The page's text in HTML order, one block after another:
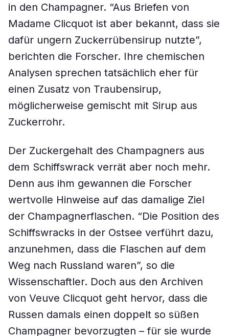
in den Champagner. “Aus Briefen von
Madame Clicquot ist aber bekannt, dass sie
dafür ungern Zuckerrübensirup nutzte”,
berichten die Forscher. Ihre chemischen
Analysen sprechen tatsächlich eher für
einen Zusatz von Traubensirup,
möglicherweise gemischt mit Sirup aus
Zuckerrohr.
Der Zuckergehalt des Champagners aus
dem Schiffswrack verrät aber noch mehr.
Denn aus ihm gewannen die Forscher
wertvolle Hinweise auf das damalige Ziel
der Champagnerflaschen. “Die Position des
Schiffswracks in der Ostsee verführt dazu,
anzunehmen, dass die Flaschen auf dem
Weg nach Russland waren”, so die
Wissenschaftler. Doch aus den Archiven
von Veuve Clicquot geht hervor, dass die
Russen damals einen doppelt so süßen
Champagner bevorzugten – für sie wurde